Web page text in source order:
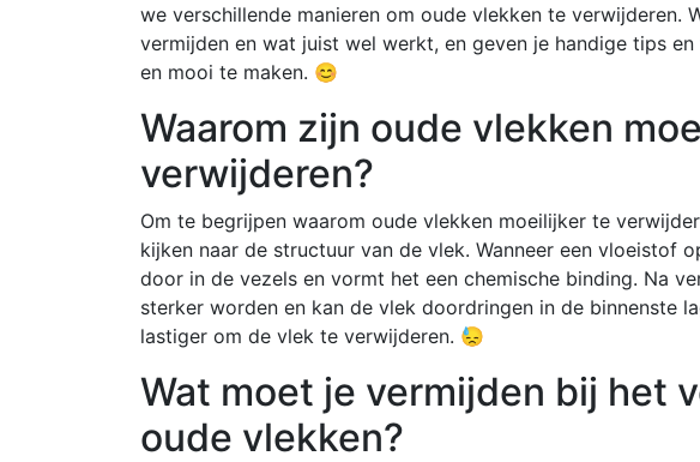
we verschillende manieren om oude vlekken te verwijderen.
vermijden en wat juist wel werkt, en geven je handige tips
en mooi te maken. 😊
Waarom zijn oude vlekken
verwijderen?
Om te begrijpen waarom oude vlekken moeilijker te
kijken naar de structuur van de vlek. Wanneer een vloeistof
door in de vezels en vormt het een chemische binding. Na
sterker worden en kan de vlek doordringen in de binnenste
lastiger om de vlek te verwijderen. 😓
Wat moet je vermijden bij het
oude vlekken?